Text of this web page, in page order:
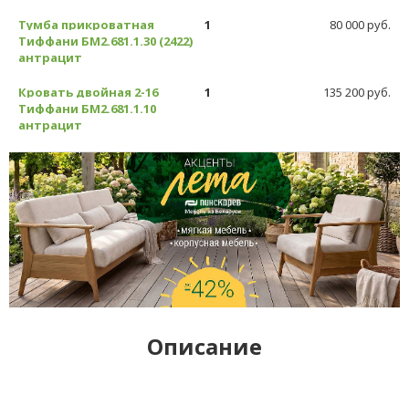
Тумба прикроватная
Тиффани БМ2.681.1.30 (2422)
антрацит
1 80 000 руб.
Кровать двойная 2-16
Тиффани БМ2.681.1.10
антрацит
1 135 200 руб.
Описание